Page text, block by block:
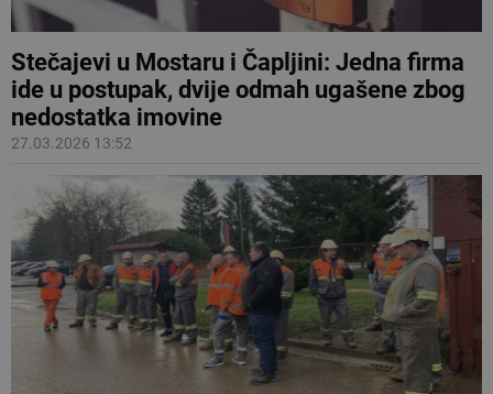
Stečajevi u Mostaru i Čapljini: Jedna firma
ide u postupak, dvije odmah ugašene zbog
nedostatka imovine
27.03.2026 13:52